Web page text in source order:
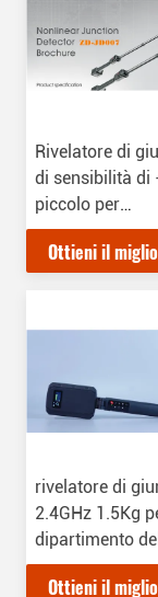
Rivelatore di
di sensibilità di
piccolo per
l'applicazione di
sicurezza di
Ottieni il
rivelatore di
2.4GHz 1.5Kg
dipartimento del
governo
Ottieni il